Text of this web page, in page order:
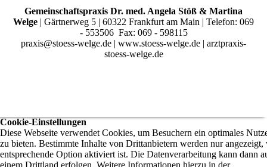
Gemeinschaftspraxis Dr. med. Angela Stöß & Martina
Welge | Gärtnerweg 5 | 60322 Frankfurt am Main | Telefon: 069
- 553506 Fax: 069 - 598115
praxis@stoess-welge.de | www.stoess-welge.de | arztpraxis-
stoess-welge.de
Cookie-Einstellungen
Diese Webseite verwendet Cookies, um Besuchern ein optimales
zu bieten. Bestimmte Inhalte von Drittanbietern werden nur angezeigt,
entsprechende Option aktiviert ist. Die Datenverarbeitung kann dann
einem Drittland erfolgen. Weitere Informationen hierzu in der